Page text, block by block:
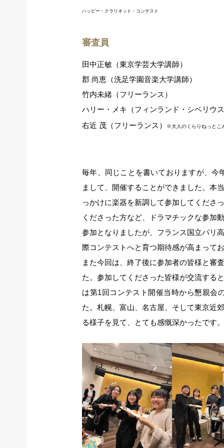
ハッピー・クラリネット・コンテスト
審査員
田中正敏（東京学芸大学講師）
郡 尚恵（洗足学園音楽大学講師）
竹内未緒（フリーランス）
ハリー・メキ（フィンランド・シベリウ
右近 茂（フリーランス）
※大人のくらりねっとこ
毎年、同じことを書いておりますが、今
まして、開催することができました。本
っかけに楽器を新調して参加してくださ
くださった方など、ドラマチックな参加
参加となりましたが、フランス国立パリ
際コンテストへと育つ期待感が高まって
また今回は、終了後に参加者の皆様と審
た。参加してくださった皆様が交流する
は第1回コンテスト開催当時から懇親会
た。札幌、富山、名古屋、そして東京近
る様子を見て、とても感慨深かったです